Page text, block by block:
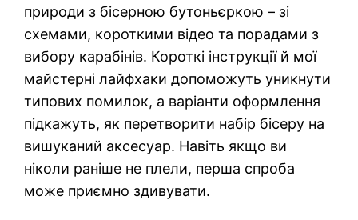
природи з бісерною бутоньєркою – зі
схемами, короткими відео та порадами з
вибору карабінів. Короткі інструкції й мої
майстерні лайфхаки допоможуть уникнути
типових помилок, а варіанти оформлення
підкажуть, як перетворити набір бісеру на
вишуканий аксесуар. Навіть якщо ви
ніколи раніше не плели, перша спроба
може приємно здивувати.